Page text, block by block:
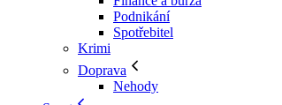
Podnikání
Spotřebitel
Krimi
Doprava
Nehody